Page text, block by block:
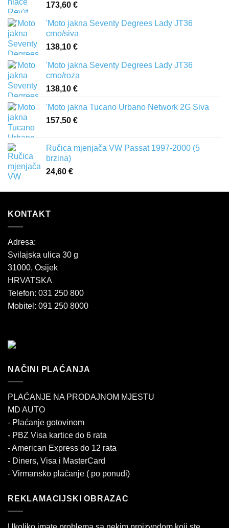
173,60 €
'Moto jakna Seventy Degrees Lady JT36
crno/siva
138,10 €
'Moto jakna Seventy Degrees Lady JT36
crno/roza
138,10 €
'Moto jakna Tucano Urbano Network 2G Siva
157,50 €
Ručica mjenjača VW Passat 1997-2000 (5
brzina)
24,60 €
KONTAKT
Adresa:
Svilajska ulica 30 g
31000, Osijek
HRVATSKA
Telefon: 031 250 800
Mobitel: 091 250 8000
NAČINI PLAĆANJA
PLAĆANJE NA PRODAJNOM MJESTU
MD AUTO
- Plaćanje gotovinom
- PBZ Visa kartice do 6 rata
- American Express do 12 rata
- Diners, Visa i MasterCard
- Virmansko plaćanje ( po ponudi)
REKLAMACIJSKI OBRAZAC